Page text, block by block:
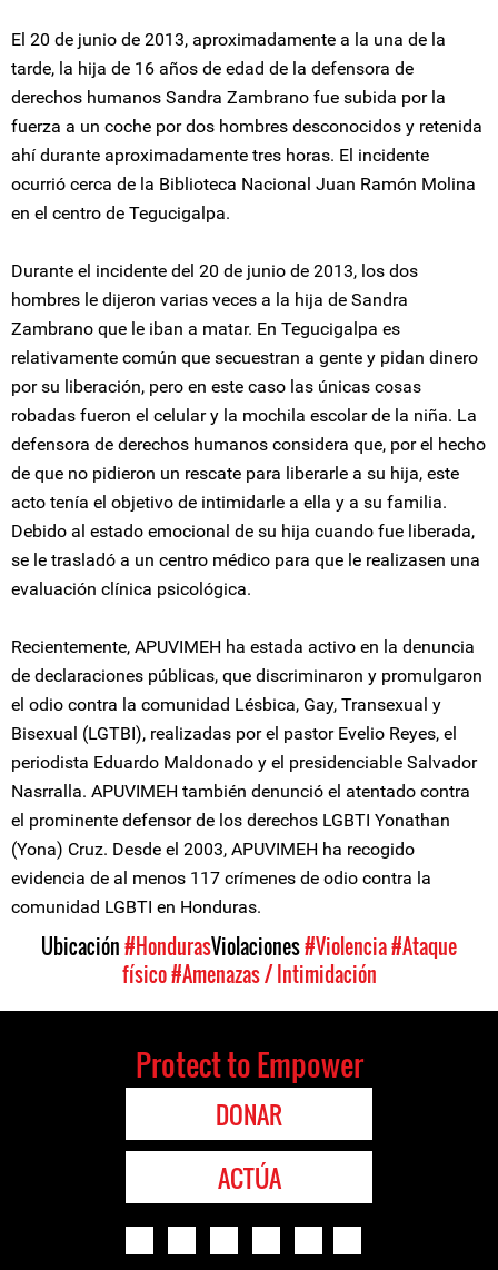
El 20 de junio de 2013, aproximadamente a la una de la
tarde, la hija de 16 años de edad de la defensora de
derechos humanos Sandra Zambrano fue subida por la
fuerza a un coche por dos hombres desconocidos y retenida
ahí durante aproximadamente tres horas. El incidente
ocurrió cerca de la Biblioteca Nacional Juan Ramón Molina
en el centro de Tegucigalpa.
Durante el incidente del 20 de junio de 2013, los dos
hombres le dijeron varias veces a la hija de Sandra
Zambrano que le iban a matar. En Tegucigalpa es
relativamente común que secuestran a gente y pidan dinero
por su liberación, pero en este caso las únicas cosas
robadas fueron el celular y la mochila escolar de la niña. La
defensora de derechos humanos considera que, por el hecho
de que no pidieron un rescate para liberarle a su hija, este
acto tenía el objetivo de intimidarle a ella y a su familia.
Debido al estado emocional de su hija cuando fue liberada,
se le trasladó a un centro médico para que le realizasen una
evaluación clínica psicológica.
Recientemente, APUVIMEH ha estada activo en la denuncia
de declaraciones públicas, que discriminaron y promulgaron
el odio contra la comunidad Lésbica, Gay, Transexual y
Bisexual (LGTBI), realizadas por el pastor Evelio Reyes, el
periodista Eduardo Maldonado y el presidenciable Salvador
Nasrralla. APUVIMEH también denunció el atentado contra
el prominente defensor de los derechos LGBTI Yonathan
(Yona) Cruz. Desde el 2003, APUVIMEH ha recogido
evidencia de al menos 117 crímenes de odio contra la
comunidad LGBTI en Honduras.
Ubicación#HondurasViolaciones#Violencia#Ataque
físico#Amenazas / Intimidación
Protect to Empower
DONAR
ACTÚA